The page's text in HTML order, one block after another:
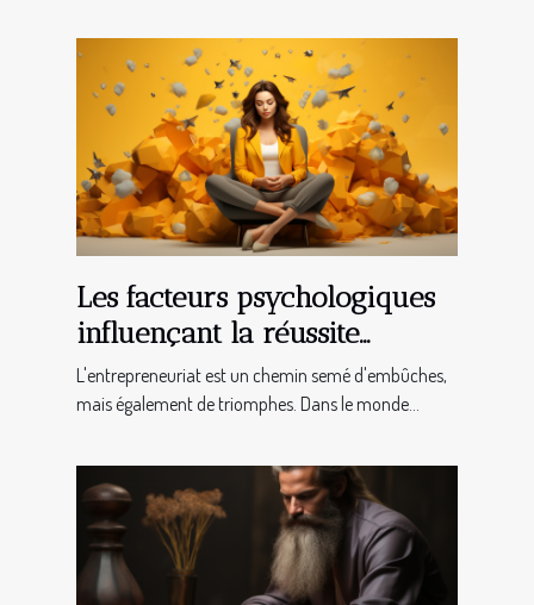
Les facteurs psychologiques
influençant la réussite
entrepreneuriale
L'entrepreneuriat est un chemin semé d'embûches,
mais également de triomphes. Dans le monde...